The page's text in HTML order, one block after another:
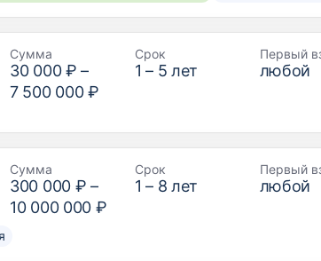
Сумма
30 000 ₽ –
7 500 000 ₽
Срок
1 – 5 лет
Первый
любой
Сумма
300 000 ₽ –
10 000 000 ₽
Срок
1 – 8 лет
Первый
любой